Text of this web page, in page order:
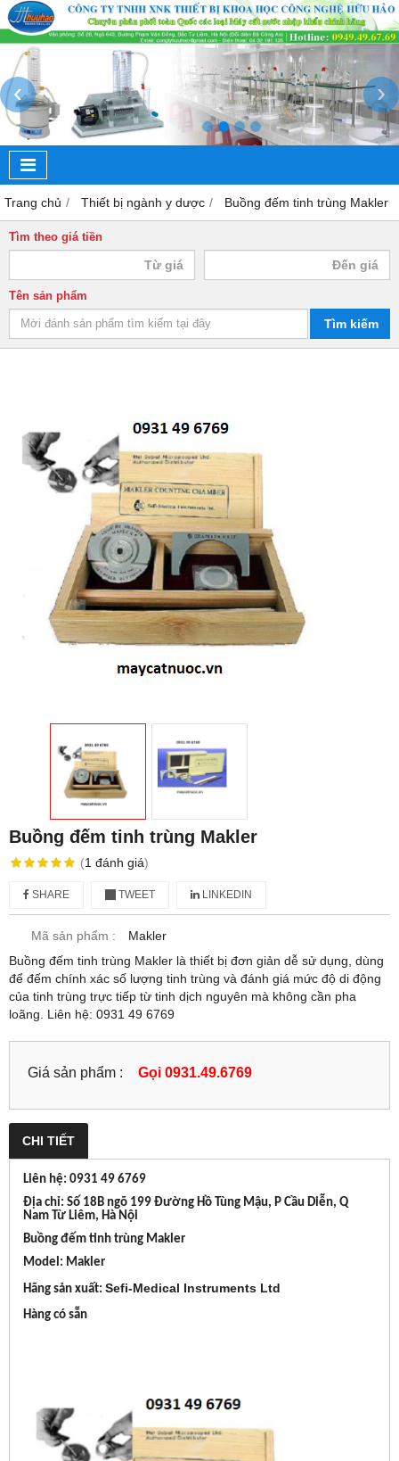
‹ ›
Trang chủ Thiết bị ngành y dược Buồng đếm tinh trùng Makler
Tìm theo giá tiền
Tên sản phẩm
Tìm kiếm
Buồng đếm tinh trùng Makler
(1 đánh giá)
SHARE TWEET LINKEDIN
Mã sản phẩm :
Makler
Buồng đếm tinh trùng Makler là thiết bị đơn giản dễ sử dụng, dùng
để đếm chính xác số lượng tinh trùng và đánh giá mức độ di động
của tinh trùng trực tiếp từ tinh dịch nguyên mà không cần pha
loãng. Liên hệ: 0931 49 6769
Giá sản phẩm : Gọi 0931.49.6769
CHI TIẾT
Liên hệ: 0931 49 6769
Địa chỉ: Số 18B ngõ 199 Đường Hồ Tùng Mậu, P Cầu Diễn, Q
Nam Từ Liêm, Hà Nội
Buồng đếm tinh trùng Makler
Model: Makler
Hãng sản xuất: Sefi-Medical Instruments Ltd
Hàng có sẵn